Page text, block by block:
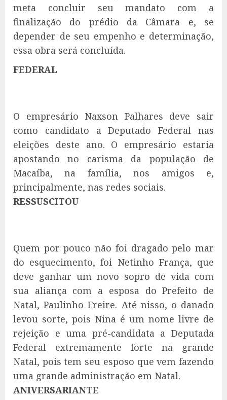
meta concluir seu mandato com a
finalização do prédio da Câmara e, se
depender de seu empenho e determinação,
essa obra será concluída.
FEDERAL
O empresário Naxson Palhares deve sair
como candidato a Deputado Federal nas
eleições deste ano. O empresário estaria
apostando no carisma da população de
Macaíba, na família, nos amigos e,
principalmente, nas redes sociais.
RESSUSCITOU
Quem por pouco não foi dragado pelo mar
do esquecimento, foi Netinho França, que
deve ganhar um novo sopro de vida com
sua aliança com a esposa do Prefeito de
Natal, Paulinho Freire. Até nisso, o danado
levou sorte, pois Nina é um nome livre de
rejeição e uma pré-candidata a Deputada
Federal extremamente forte na grande
Natal, pois tem seu esposo que vem fazendo
uma grande administração em Natal.
ANIVERSARIANTE